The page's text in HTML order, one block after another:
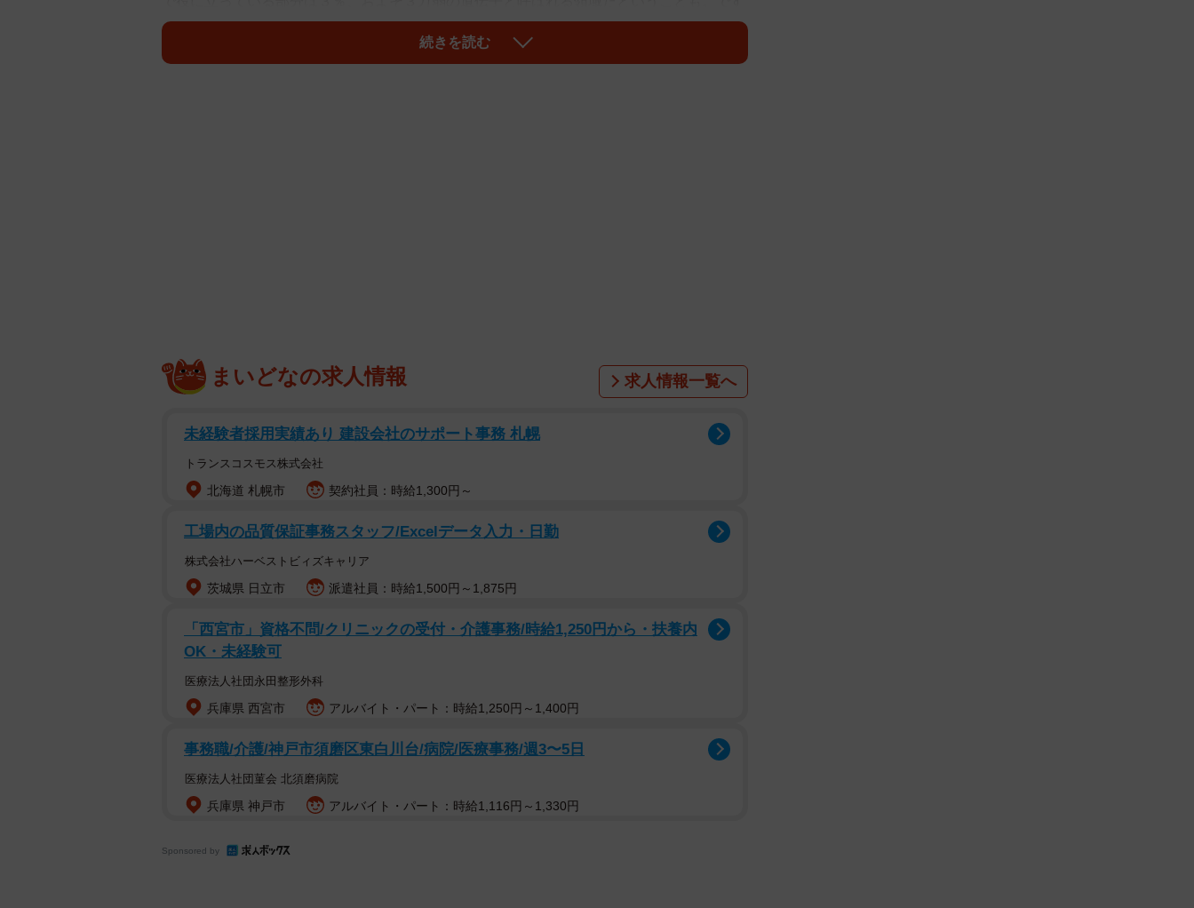
が残りの９７％も役に立っています。ウナギや牛肉の産地偽装を明らかにしたり、親子鑑
定、事件や事故で身元不明の人の特定、そして胎児の出生前診断、今や当たり前のように行
ていたためです。これらは乳がんや卵巣がんの抑制遺伝子で、この遺伝子塩基のたった２文
字が欠損していたため、乳がんを抑制できないことが判明したのです。
ＢＲＣ Ａー１／２を始め、白血病を高率に発症する遺伝子異常や、喫煙によってがんに
なる確率が飛躍的に増す遺伝子多型などの検査は、特許の関係で全て別料金（高額）です。
肥満になりやすいとか、お酒に弱いとか、そんなに重要とは思えない情報は知ることができ
が、それはまた次の機会に。
続きを読む
まいどなの求人情報 求人情報一覧へ
未経験者採用実績あり 建設会社のサポート事務 札幌
トランスコスモス株式会社
北海道 札幌市 契約社員：時給1,300円～
工場内の品質保証事務スタッフ/Excelデータ入力・日勤
株式会社ハーベストビィズキャリア
茨城県 日立市 派遣社員：時給1,500円～1,875円
「西宮市」資格不問/クリニックの受付・介護事務/時給1,250円から・扶養内
OK・未経験可
医療法人社団永田整形外科
兵庫県 西宮市 アルバイト・パート：時給1,250円～1,400円
事務職/介護/神戸市須磨区東白川台/病院/医療事務/週3〜5日
医療法人社団菫会 北須磨病院
兵庫県 神戸市 アルバイト・パート：時給1,116円～1,330円
Sponsored by